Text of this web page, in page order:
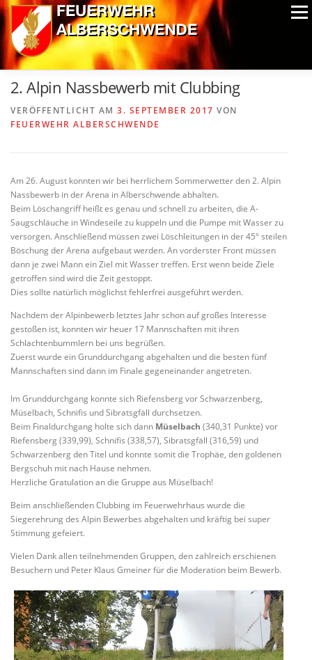
Zum
Inhalt
springen
Menü
ALPIN-NASSWETTBEWERB MITGLIEDER
AUSRÜSTUNG CHRONIK EXTRAS
2. Alpin Nassbewerb mit Clubbing
VERÖFFENTLICHT AM 3. SEPTEMBER 2017 VON
FEUERWEHR ALBERSCHWENDE
Am 26. August konnten wir bei herrlichem Sommerwetter den 2. Alpin
Nassbewerb in der Arena in Alberschwende abhalten.
Beim Löschangriff heißt es genau und schnell zu arbeiten, die A-
Saugschläuche in Windeseile zu kuppeln und die Pumpe mit Wasser zu
versorgen. Anschließend müssen zwei Löschleitungen in der 45° steilen
Böschung der Arena aufgebaut werden. An vorderster Front müssen
dann je zwei Mann ein Ziel mit Wasser treffen. Erst wenn beide Ziele
getroffen sind wird die Zeit gestoppt.
Dies sollte natürlich möglichst fehlerfrei ausgeführt werden.
Nachdem der Alpinbewerb letztes Jahr schon auf großes Interesse
gestoßen ist, konnten wir heuer 17 Mannschaften mit ihren
Schlachtenbummlern bei uns begrüßen.
Zuerst wurde ein Grunddurchgang abgehalten und die besten fünf
Mannschaften sind dann im Finale gegeneinander angetreten.
Im Grunddurchgang konnte sich Riefensberg vor Schwarzenberg,
Müselbach, Schnifis und Sibratsgfäll durchsetzen.
Beim Finaldurchgang holte sich dann Müselbach (340,31 Punkte) vor
Riefensberg (339,99), Schnifis (338,57), Sibratsgfäll (316,59) und
Schwarzenberg den Titel und konnte somit die Trophäe, den goldenen
Bergschuh mit nach Hause nehmen.
Herzliche Gratulation an die Gruppe aus Müselbach!
Beim anschließenden Clubbing im Feuerwehrhaus wurde die
Siegerehrung des Alpin Bewerbes abgehalten und kräftig bei super
Stimmung gefeiert.
Vielen Dank allen teilnehmenden Gruppen, den zahlreich erschienen
Besuchern und Peter Klaus Gmeiner für die Moderation beim Bewerb.